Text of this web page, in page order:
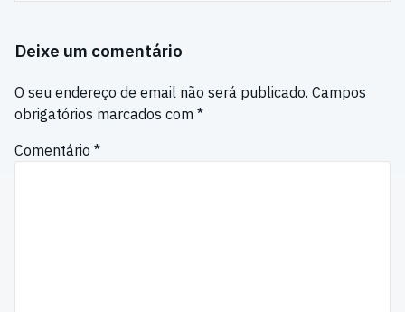
Deixe um comentário
O seu endereço de email não será publicado. Campos
obrigatórios marcados com *
Comentário *